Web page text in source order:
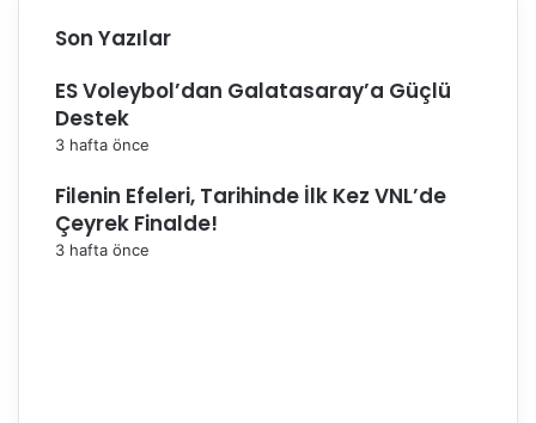
Son Yazılar
ES Voleybol’dan Galatasaray’a Güçlü
Destek
3 hafta önce
Filenin Efeleri, Tarihinde İlk Kez VNL’de
Çeyrek Finalde!
3 hafta önce